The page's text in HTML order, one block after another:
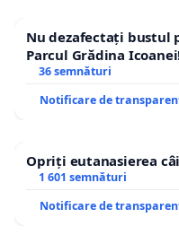
Nu dezafectați bustul
Parcul Grădina
36 semnături
Notificare de
Opriți eutanasierea
1 601 semnături
Notificare de